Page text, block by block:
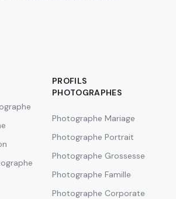
PROFILS
PHOTOGRAPHES
Photographe Mariage
Photographe Portrait
Photographe Grossesse
Photographe Famille
Photographe Corporate